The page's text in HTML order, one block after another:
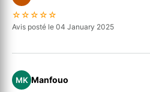
☆☆☆☆☆
Avis posté le 04 January 2025
MK Manfouo